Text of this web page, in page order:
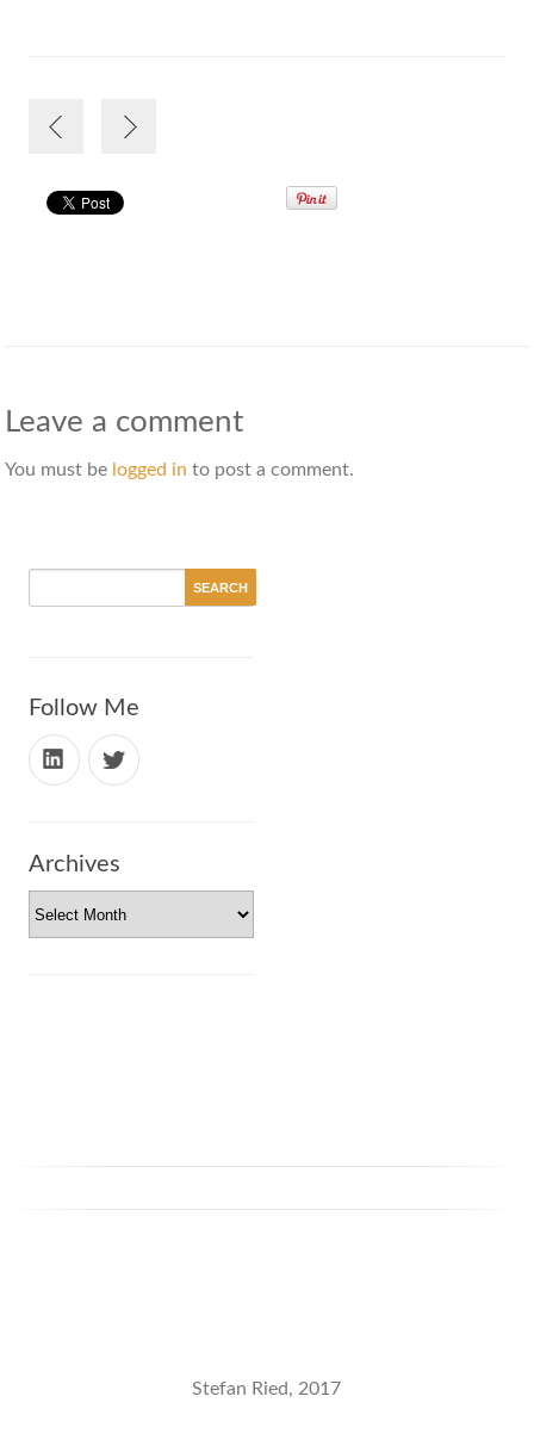
Leave a comment
You must be logged in to post a comment.
Follow Me
Archives
Stefan Ried, 2017